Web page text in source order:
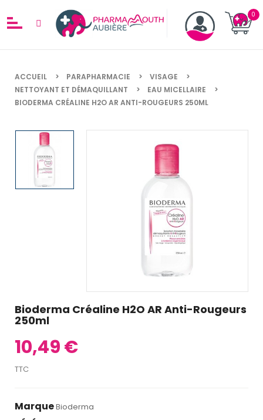
ACCUEIL PARAPHARMACIE
VISAGE
NETTOYANT ET DÉMAQUILLANT
EAU MICELLAIRE
BIODERMA CRÉALINE H2O AR ANTI-ROUGEURS 250ML
Bioderma Créaline H2O AR Anti-Rougeurs
250ml
10,49 €
TTC
MarqueBioderma